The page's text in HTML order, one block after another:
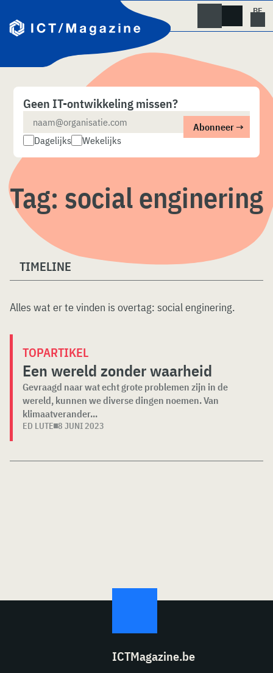
naar
content
Geen IT-ontwikkeling missen?
Dagelijks Wekelijks
Tag: social enginering
TIMELINE
Alles wat er te vinden is overtag: social enginering.
TOPARTIKEL
Een wereld zonder waarheid
Gevraagd naar wat echt grote problemen zijn in de
wereld, kunnen we diverse dingen noemen. Van
klimaatverander...
ED LUTE 8 JUNI 2023
ICTMagazine.be